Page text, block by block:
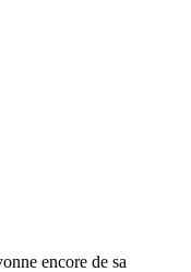
encore de sa